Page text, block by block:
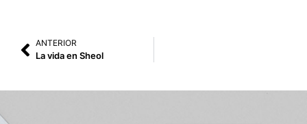
ANTERIOR
La vida en Sheol